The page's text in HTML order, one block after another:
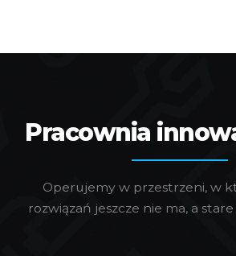
Pracownia
Operujemy w przestrzeni, w
rozwiązań jeszcze nie ma, a